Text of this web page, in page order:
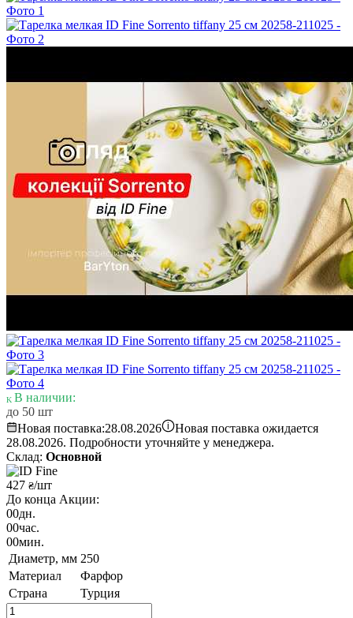
В наличии:
до 50 шт
Новая поставка:28.08.2026 i Новая поставка ожидается
28.08.2026. Подробности уточняйте у менеджера.
Склад: Основной
427 ₴/шт
До конца Акции:
00дн.
00час.
00мин.
Диаметр, мм 250
Материал
Фарфор
Страна
Турция